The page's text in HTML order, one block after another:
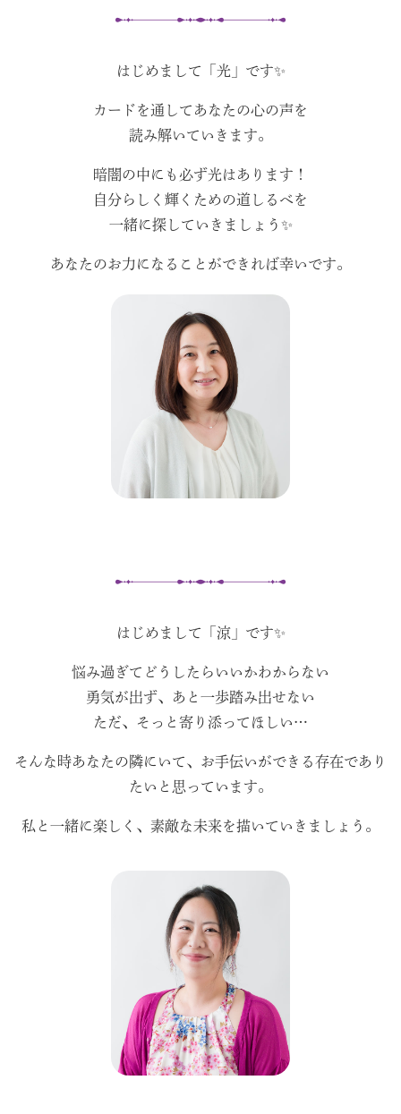
はじめまして「光」です✨
カードを通してあなたの心の声を
読み解いていきます。
暗闇の中にも必ず光はあります！
自分らしく輝くための道しるべを
一緒に探していきましょう✨
あなたのお力になることができれば幸いです。
はじめまして「涼」です✨
悩み過ぎてどうしたらいいかわからない
勇気が出ず、あと一歩踏み出せない
ただ、そっと寄り添ってほしい…
そんな時あなたの隣にいて、お手伝いができる存在であり
たいと思っています。
私と一緒に楽しく、素敵な未来を描いていきましょう。